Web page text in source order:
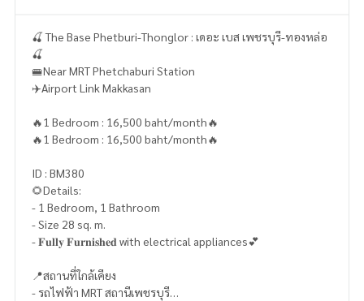
🍒 The Base Phetburi-Thonglor : เดอะ เบส เพชรบุรี-ทองหล่อ
🍒
🚝Near MRT Phetchaburi Station
✈️Airport Link Makkasan
🔥1 Bedroom : 16,500 baht/month🔥
🔥1 Bedroom : 16,500 baht/month🔥
ID : BM380
🌻Details:
- 1 Bedroom, 1 Bathroom
- Size 28 sq. m.
- 𝐅𝐮𝐥𝐥𝐲 𝐅𝐮𝐫𝐧𝐢𝐬𝐡𝐞𝐝 with electrical appliances💕
📍สถานที่ใกล้เคียง
- รถไฟฟ้า MRT สถานีเพชรบุรี